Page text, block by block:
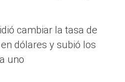
cambiar la tasa de
dólares y subió los
uno